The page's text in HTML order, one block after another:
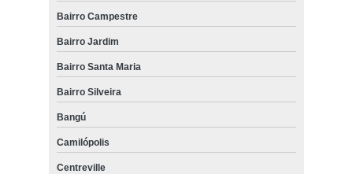
Bairro Campestre
Bairro Jardim
Bairro Santa Maria
Bairro Silveira
Bangú
Camilópolis
Centreville